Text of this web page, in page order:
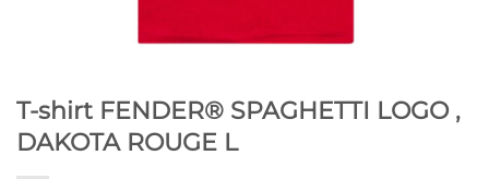
T-shirt FENDER® SPAGHETTI LOGO ,
DAKOTA ROUGE L